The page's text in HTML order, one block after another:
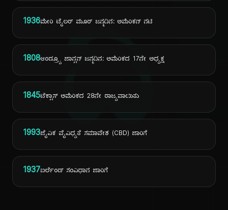
ದಿ
1936ಮೇರಿ ಟೈಲರ್ ಮೂರ್ ಜನ್ಮದಿನ: ಅಮೆರಿಕನ್ ನಟಿ
1808ಆಂಡ್ರ್ಯೂ ಜಾನ್ಸನ್ ಜನ್ಮದಿನ: ಅಮೆರಿಕದ 17ನೇ ಅಧ್ಯಕ್ಷ
1845ಟೆಕ್ಸಾಸ್ ಅಮೆರಿಕದ 28ನೇ ರಾಜ್ಯವಾಯಿತು
1993ಜೈವಿಕ ವೈವಿಧ್ಯತೆ ಸಮಾವೇಶ (CBD) ಜಾರಿಗೆ
1937ಐರ್ಲೆಂಡ್ ಸಂವಿಧಾನ ಜಾರಿಗೆ